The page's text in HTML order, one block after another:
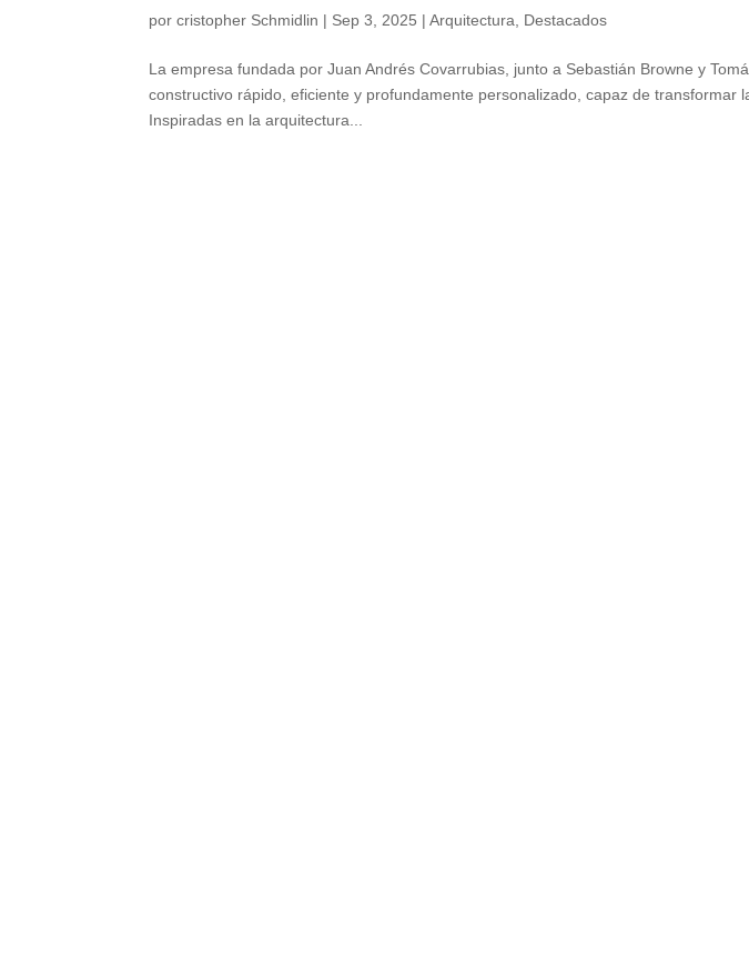
porcristopher Schmidlin | Sep 3, 2025 |Arquitectura Destacados
La empresa fundada por Juan Andrés Covarrubias, junto a Sebastián Browne y
constructivo rápido, eficiente y profundamente personalizado, capaz de transformar
Inspiradas en la arquitectura...